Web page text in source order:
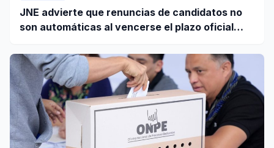
JNE advierte que renuncias de candidatos no
son automáticas al vencerse el plazo oficial